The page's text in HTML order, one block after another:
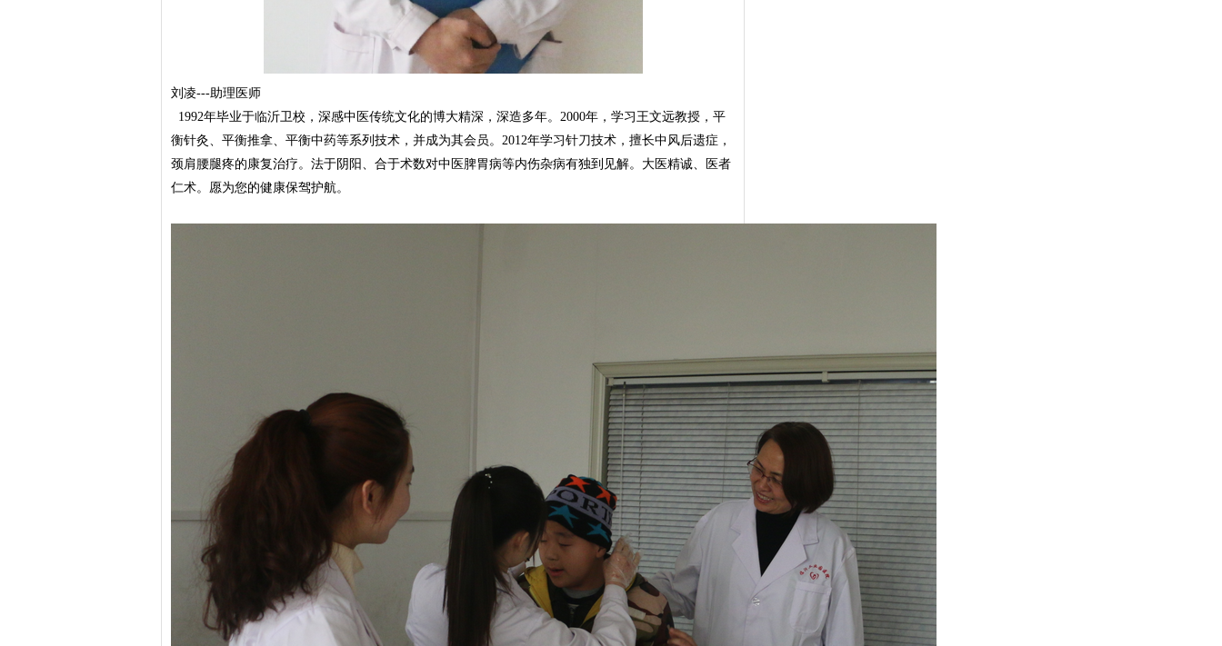
刘凌---助理医师
1992年毕业于临沂卫校，深感中医传统文化的博大精深，深造多年。2000年，学习王文远教授，平
衡针灸、平衡推拿、平衡中药等系列技术，并成为其会员。2012年学习针刀技术，擅长中风后遗症，
颈肩腰腿疼的康复治疗。法于阴阳、合于术数对中医脾胃病等内伤杂病有独到见解。大医精诚、医者
仁术。愿为您的健康保驾护航。